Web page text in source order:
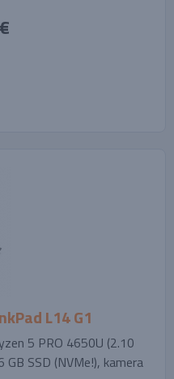
L14 G1
5 PRO 4650U (2.10
SSD (NVMe!), kamera